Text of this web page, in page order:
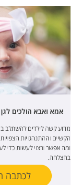
אמא ואבא הולכים לגן
מדוע קשה לילדים
הקשיים וההתנהגויות
ומה אפשר ורצוי לעשות
בהצלחה.
לכתבה